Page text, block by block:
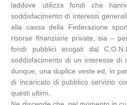
laddove utilizza fondi che
soddisfacimento di interessi generali
alla cassa della Federazione
risorse finanziarie private, sia –
fondi pubblici erogati dal
soddisfacimento di un interesse di
dunque, una duplice veste ed, in
di incaricato di pubblico servizio
questi ultimi.